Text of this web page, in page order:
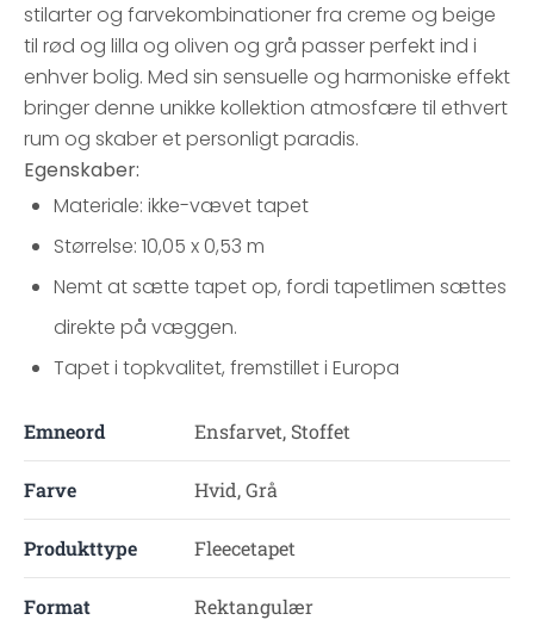
stilarter og farvekombinationer fra creme og beige
til rød og lilla og oliven og grå passer perfekt ind i
enhver bolig. Med sin sensuelle og harmoniske effekt
bringer denne unikke kollektion atmosfære til ethvert
rum og skaber et personligt paradis.
Egenskaber:
Materiale: ikke-vævet tapet
Størrelse: 10,05 x 0,53 m
Nemt at sætte tapet op, fordi tapetlimen sættes
direkte på væggen.
Tapet i topkvalitet, fremstillet i Europa
Emneord Ensfarvet, Stoffet
Farve Hvid, Grå
Produkttype Fleecetapet
Format Rektangulær